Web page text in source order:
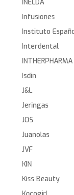
INELDA
Infusiones
Instituto
Interdental
INTHERPHARMA
Isdin
J&L
Jeringas
JOS
Juanolas
JVF
KIN
Kiss Beauty